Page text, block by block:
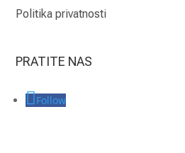
Politika privatnosti
PRATITE NAS
Follow